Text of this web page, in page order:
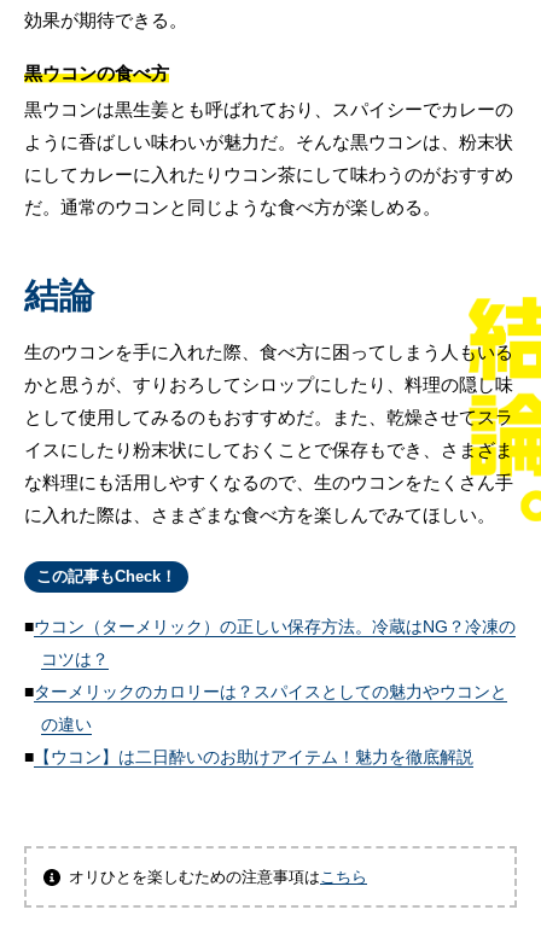
効果が期待できる。
黒ウコンの食べ方
黒ウコンは黒生姜とも呼ばれており、スパイシーでカレーの
ように香ばしい味わいが魅力だ。そんな黒ウコンは、粉末状
にしてカレーに入れたりウコン茶にして味わうのがおすすめ
だ。通常のウコンと同じような食べ方が楽しめる。
結論
生のウコンを手に入れた際、食べ方に困ってしまう人もいる
かと思うが、すりおろしてシロップにしたり、料理の隠し味
として使用してみるのもおすすめだ。また、乾燥させてスラ
イスにしたり粉末状にしておくことで保存もでき、さまざま
な料理にも活用しやすくなるので、生のウコンをたくさん手
に入れた際は、さまざまな食べ方を楽しんでみてほしい。
この記事もCheck！
ウコン（ターメリック）の正しい保存方法。冷蔵はNG？冷凍の
コツは？
ターメリックのカロリーは？スパイスとしての魅力やウコンと
の違い
【ウコン】は二日酔いのお助けアイテム！魅力を徹底解説
オリひとを楽しむための注意事項はこちら